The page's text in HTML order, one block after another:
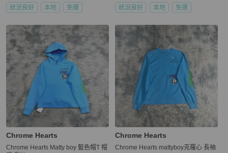
狀況良好 本地 免運 狀況良好 本地 免運
Chrome Hearts
Chrome Hearts Matty boy 藍色帽T 帽
Chrome Hearts
Chrome Hearts mattyboy克羅心 長袖